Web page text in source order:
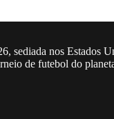
sediada nos Estados
de futebol do